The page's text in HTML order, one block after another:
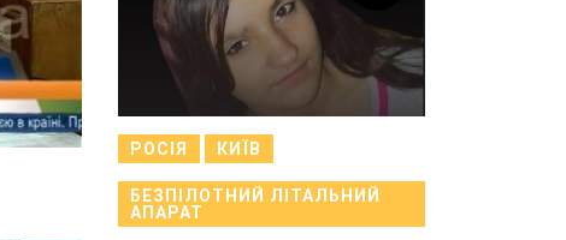
РОСІЯ КИЇВ
БЕЗПІЛОТНИЙ ЛІТАЛЬНИЙ
АПАРАТ